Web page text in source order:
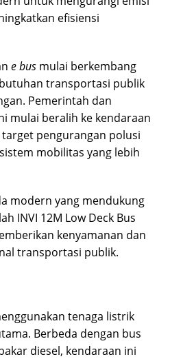
efisiensi
e bus mulai berkembang
transportasi publik
Pemerintah dan
mulai beralih ke kendaraan
pengurangan polusi
mobilitas yang lebih
modern yang mendukung
INVI 12M Low Deck Bus
kenyamanan dan
transportasi publik.
tenaga listrik
Berbeda dengan bus
diesel, kendaraan ini